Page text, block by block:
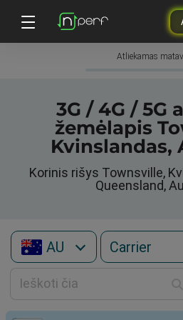
Atliekamas
3G / 4G / 5G
žemėlapis
Kvinslandas,
Korinis rišys Townsville,
Queensland,
AU